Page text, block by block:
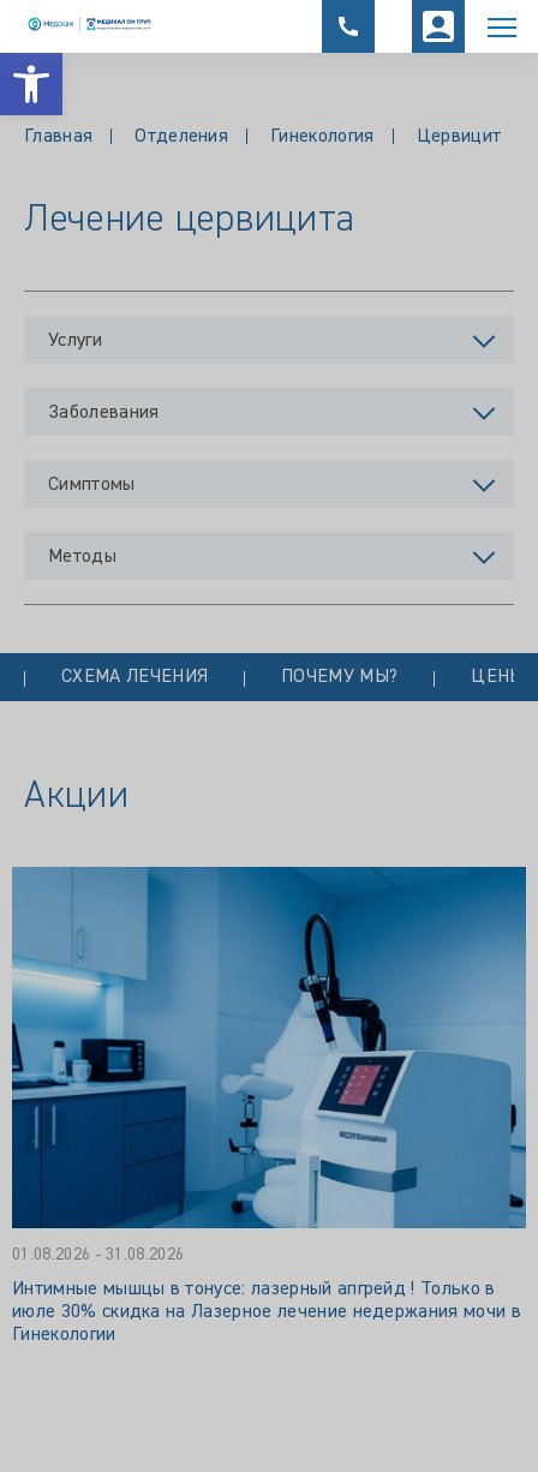
Открыть панель инструментов
Главная Отделения Гинекология Цервицит
Лечение цервицита
Услуги
Заболевания
Симптомы
Методы
СХЕМА ЛЕЧЕНИЯ ПОЧЕМУ МЫ? ЦЕНЫ
Акции
01.08.2026 - 31.08.2026
Интимные мышцы в тонусе: лазерный апгрейд ! Только в
июле 30% скидка на Лазерное лечение недержания мочи в
Гинекологии